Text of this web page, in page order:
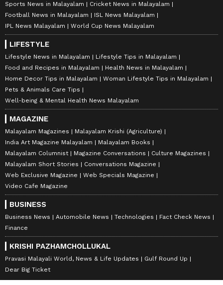
Sports News in Malayalam
Cricket News in Malayalam
Football News in Malayalam
ISL News Malayalam
IPL News Malayalam
World Cup News Malayalam
LIFESTYLE
Lifestyle News in Malayalam
Lifestyle Tips in Malayalam
Food and Recipes in Malayalam
Health News in Malayalam
Home Decor Tips in Malayalam
Woman Lifestyle Tips in Malayalam
Pets & Animals Care Tips
Well-being & Mental Health News Malayalam
MAGAZINE
Malayalam Magazines
Malayalam Krishi (Agriculture)
India Art Magazine Malayalam
Malayalam Books
Malayalam Columnist
Magazine Conversations
Culture Magazines
Malayalam Short Stories
Conversations Magazine
Web Exclusive Magazine
Web Specials Magazine
Video Cafe Magazine
BUSINESS
Business News Automobile News Technologies
Fact Check News
Finance
KRISHI PAZHAMCHOLLUKAL
Pravasi Malayali World, News & Life Updates
Gulf Round Up
Dear Big Ticket